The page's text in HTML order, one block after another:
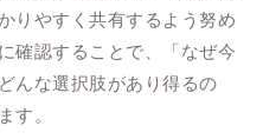
りやすく共有するよう努め
確認することで、「なぜ今
んな選択肢があり得るの
す。